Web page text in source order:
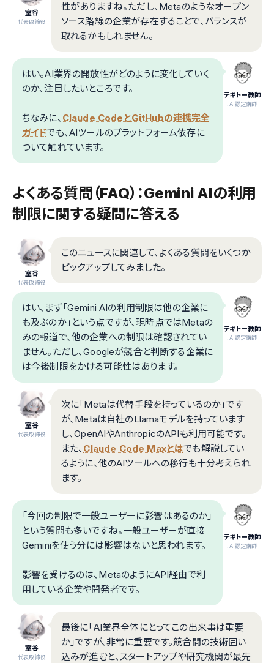
室谷
代表取締役
性がありますね。ただし、Metaのようなオープン
ソース路線の企業が存在することで、バランスが
取れるかもしれません。
テキトー教師
.AI認定講師
はい。AI業界の開放性がどのように変化していく
のか、注目したいところです。
ちなみに、 Claude CodeとGitHubの連携完全
ガイドでも、AIツールのプラットフォーム依存に
ついて触れています。
よくある質問（FAQ）：Gemini AIの利用
制限に関する疑問に答える
室谷
代表取締役
このニュースに関連して、よくある質問をいくつか
ピックアップしてみました。
テキトー教師
.AI認定講師
はい、まず「Gemini AIの利用制限は他の企業に
も及ぶのか」という点ですが、現時点ではMetaの
みの報道で、他の企業への制限は確認されてい
ません。ただし、Googleが競合と判断する企業に
は今後制限をかける可能性はあります。
室谷
代表取締役
次に「Metaは代替手段を持っているのか」です
が、Metaは自社のLlamaモデルを持っています
し、OpenAIやAnthropicのAPIも利用可能です。
また、 Claude Code Maxとはでも解説してい
るように、他のAIツールへの移行も十分考えられ
ます。
テキトー教師
.AI認定講師
「今回の制限で一般ユーザーに影響はあるのか」
という質問も多いですね。一般ユーザーが直接
Geminiを使う分には影響はないと思われます。
影響を受けるのは、MetaのようにAPI経由で利
用している企業や開発者です。
室谷
代表取締役
最後に「AI業界全体にとってこの出来事は重要
か」ですが、非常に重要です。競合間の技術囲い
込みが進むと、スタートアップや研究機関が最先